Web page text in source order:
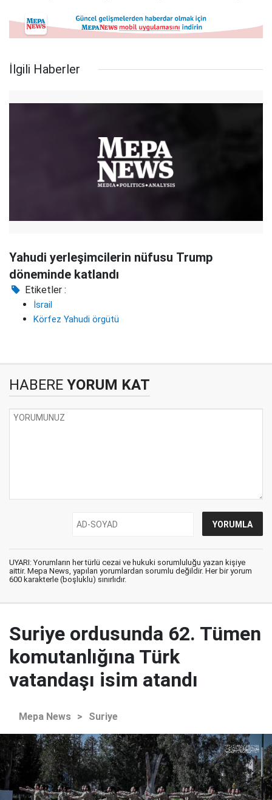
İlgili Haberler
Yahudi yerleşimcilerin nüfusu Trump
döneminde katlandı
Etiketler :
İsrail
Körfez Yahudi örgütü
HABERE YORUM KAT
UYARI: Yorumların her türlü cezai ve hukuki sorumluluğu yazan kişiye
aittir. Mepa News, yapılan yorumlardan sorumlu değildir. Her bir yorum
600 karakterle (boşluklu) sınırlıdır.
Suriye ordusunda 62. Tümen
komutanlığına Türk
vatandaşı isim atandı
Mepa News > Suriye